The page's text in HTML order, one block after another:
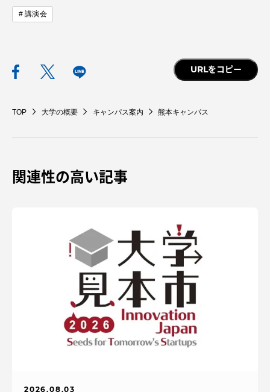
講演会
URLをコピー
TOP 大学の概要 キャンパス案内 熊本キャンパス
関連性の高い記事
2026.08.03